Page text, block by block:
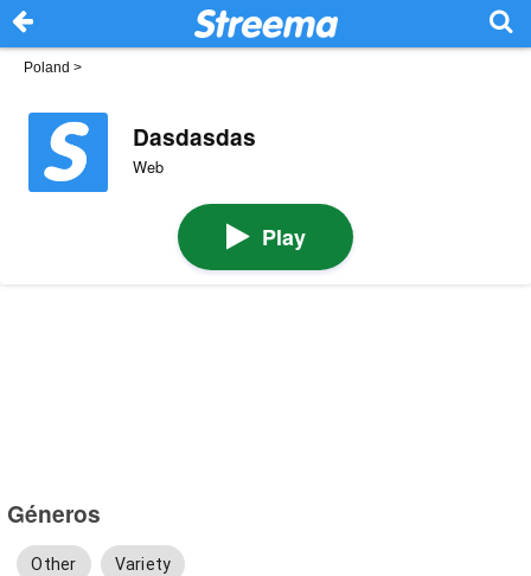
Poland >
Dasdasdas
Web
Play
Géneros
Other Variety